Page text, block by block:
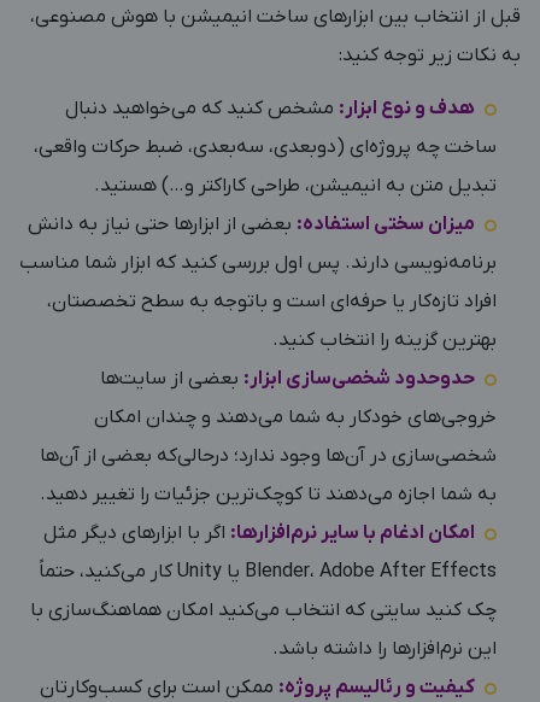
قبل از انتخاب بین ابزارهای ساخت انیمیشن با هوش مصنوعی،
به نکات زیر توجه کنید:
هدف و نوع ابزار: مشخص کنید که می‌خواهید دنبال
ساخت چه پروژه‌ای (دوبعدی، سه‌بعدی، ضبط حرکات واقعی،
تبدیل متن به انیمیشن، طراحی کاراکتر و…) هستید.
میزان سختی استفاده: بعضی از ابزارها حتی نیاز به دانش
برنامه‌نویسی دارند. پس اول بررسی کنید که ابزار شما مناسب
افراد تازه‌کار یا حرفه‌ای است و باتوجه به سطح تخصصتان،
بهترین گزینه را انتخاب کنید.
حدوحدود شخصی‌سازی ابزار: بعضی از سایت‌ها
خروجی‌های خودکار به شما می‌دهند و چندان امکان
شخصی‌سازی در آن‌ها وجود ندارد؛ درحالی‌که بعضی از آن‌ها
به شما اجازه می‌دهند تا کوچک‌ترین جزئیات را تغییر دهید.
امکان ادغام با سایر نرم‌افزارها: اگر با ابزارهای دیگر مثل
Blender، Adobe After Effects یا Unity کار می‌کنید، حتماً
چک کنید سایتی که انتخاب می‌کنید امکان هماهنگ‌سازی با
این نرم‌افزارها را داشته باشد.
کیفیت و رئالیسم پروژه: ممکن است برای کسب‌وکارتان